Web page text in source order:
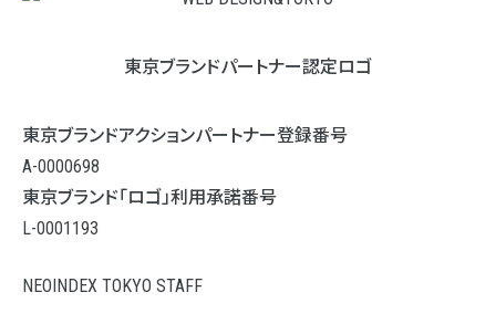
東京ブランドパートナー認定ロゴ
東京ブランドアクションパートナー登録番号
A-0000698
東京ブランド「ロゴ」利用承諾番号
L-0001193
NEOINDEX TOKYO STAFF